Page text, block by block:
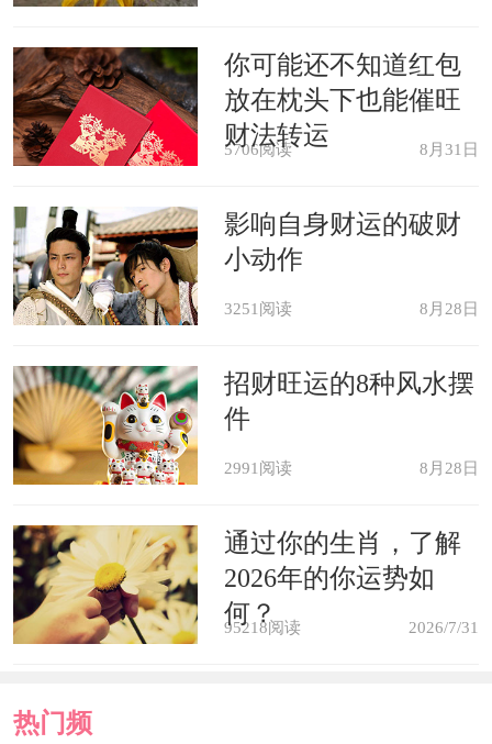
你最近在生活上会很愉快，而在事业上
也会日新月异。
肿，表示将会有所获。
梦见臀部长疮，代表你将会遇上一
理，没有办法拖延的。
梦见满身疮痍，表示将有遭受流言
相遇，两人一起喝茶聊天的情形被别人
看见。难免遭到别人说长道短。要小心
哪。
你可能还不知道红包
放在枕头下也能催旺
财法转运
5706阅读 8月31日
影响自身财运的破财
小动作
3251阅读 8月28日
招财旺运的8种风水摆
件
2991阅读 8月28日
通过你的生肖，了解
2026年的你运势如
何？
95218阅读 2026/7/31
热门频